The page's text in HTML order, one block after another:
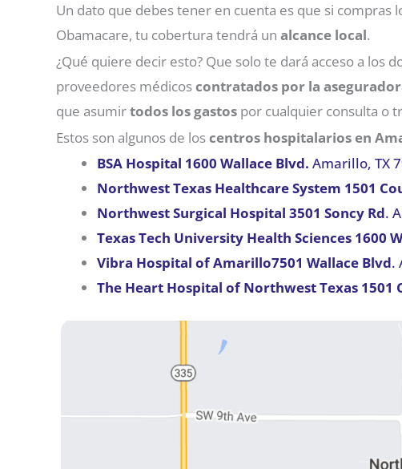
Un dato que debes tener en cuenta es que si compras
Obamacare, tu cobertura tendrá un alcance local.
¿Qué quiere decir esto? Que solo te dará acceso a los
proveedores médicoscontratados por la
que asumirtodos los gastos por cualquier consulta o
Estos son algunos de loscentros hospitalarios en
BSA Hospital 1600 Wallace Blvd. Amarillo, TX
Northwest Texas Healthcare System 1501
Northwest Surgical Hospital 3501 Soncy Rd.
Texas Tech University Health Sciences 1600
Vibra Hospital of Amarillo7501 Wallace Blvd.
The Heart Hospital of Northwest Texas 1501